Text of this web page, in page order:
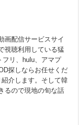
画配信サービスサイ
視聴利用している猛
フリ、hulu、アマプ
探しならお任せくだ
介します。そして韓
るので現地の旬な話